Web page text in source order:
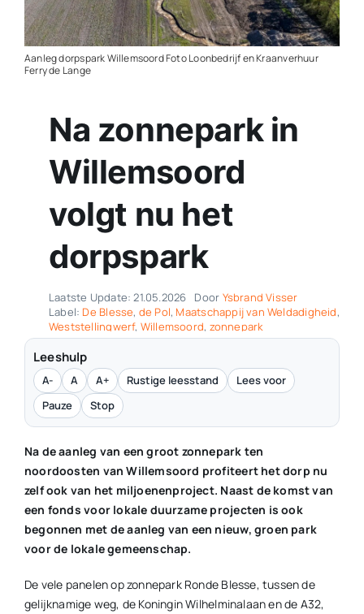
Contact
Plaats je eigen nieuws
Aanleg dorpspark Willemsoord Foto Loonbedrijf en Kraanverhuur
Ferry de Lange
Na zonnepark in
Willemsoord
volgt nu het
dorpspark
Laatste Update: 21.05.2026 Door Ysbrand Visser
Label: De Blesse, de Pol, Maatschappij van Weldadigheid,
Weststellingwerf, Willemsoord, zonnepark
Leeshulp
A- A A+ Rustige leesstand
Lees voor
Pauze
Stop
Na de aanleg van een groot zonnepark ten
noordoosten van Willemsoord profiteert het dorp nu
zelf ook van het miljoenenproject. Naast de komst van
een fonds voor lokale duurzame projecten is ook
begonnen met de aanleg van een nieuw, groen park
voor de lokale gemeenschap.
De vele panelen op zonnepark Ronde Blesse, tussen de
gelijknamige weg, de Koningin Wilhelminalaan en de A32,